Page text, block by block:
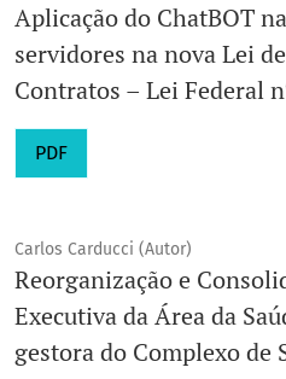
Aplicação do ChatBOT
servidores na nova Lei
Contratos – Lei Federal
PDF
Carlos Carducci (Autor)
Reorganização e
Executiva da Área da
gestora do Complexo de